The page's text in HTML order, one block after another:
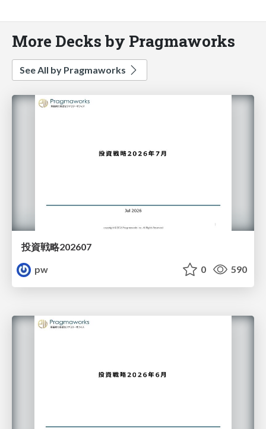
More Decks by Pragmaworks
See All by Pragmaworks
投資戦略202607
pw
0 590